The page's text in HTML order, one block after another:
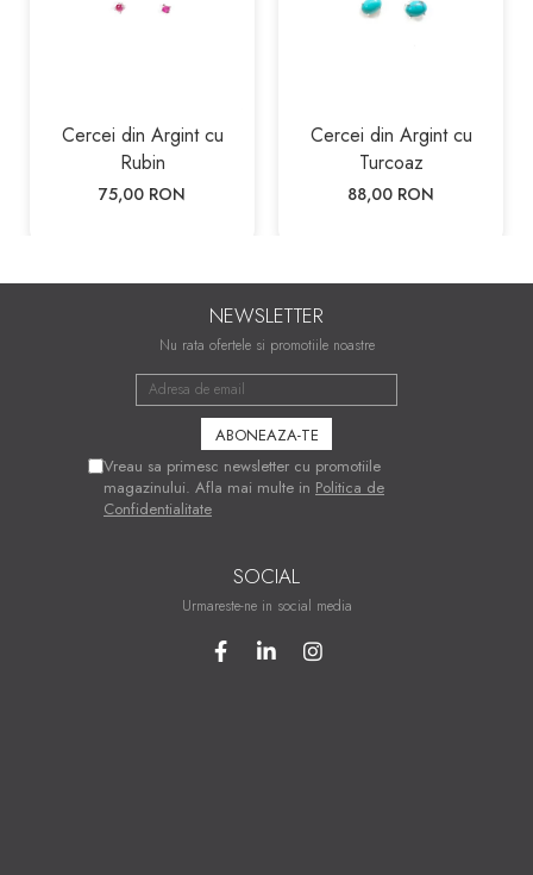
Cercei din Argint cu
Rubin
75,00 RON
Cercei din Argint cu
Turcoaz
88,00 RON
NEWSLETTER
Nu rata ofertele si promotiile noastre
Vreau sa primesc newsletter cu promotiile
magazinului. Afla mai multe in Politica de
Confidentialitate
SOCIAL
Urmareste-ne in social media